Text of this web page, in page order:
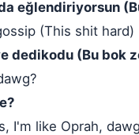
eğlendiriyorsun
(This shit hard)
dedikodu (Bu bok
I'm like Oprah,